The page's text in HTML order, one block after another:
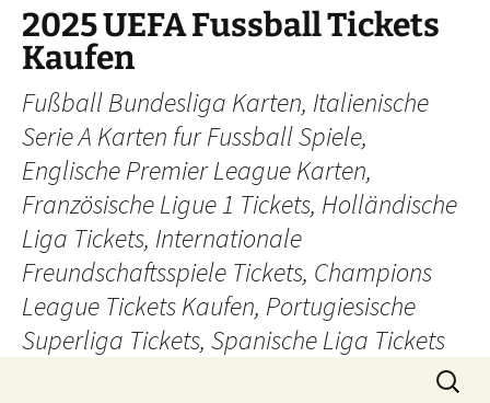
Skip
content
2025 UEFA Fussball Tickets
Kaufen
Fußball Bundesliga Karten, Italienische
Serie A Karten fur Fussball Spiele,
Englische Premier League Karten,
Französische Ligue 1 Tickets, Holländische
Liga Tickets, Internationale
Freundschaftsspiele Tickets, Champions
League Tickets Kaufen, Portugiesische
Superliga Tickets, Spanische Liga Tickets
Search
for: